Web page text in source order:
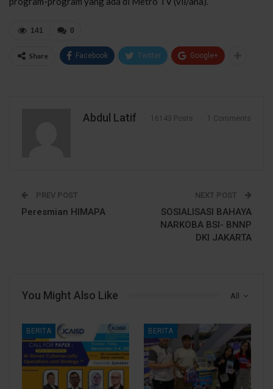
0
141
Share Facebook Twitter Google+
Abdul Latif 16143 Posts 1 Comments
PREV POST
Peresmian HIMAPA
NEXT POST
SOSIALISASI BAHAYA
NARKOBA BSI- BNNP
DKI JAKARTA
All
You Might Also Like
BERITA BERITA